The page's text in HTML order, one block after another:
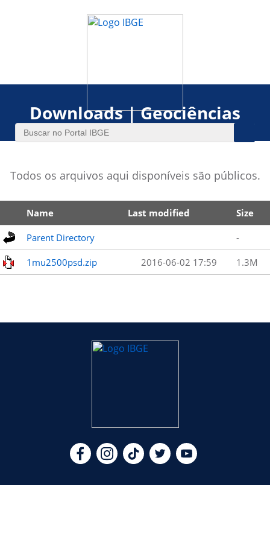
Downloads | Geociências
Todos os arquivos aqui disponíveis são públicos.
Name Last modified Size
Parent Directory -
1mu2500psd.zip 2016-06-02 17:59 1.3M